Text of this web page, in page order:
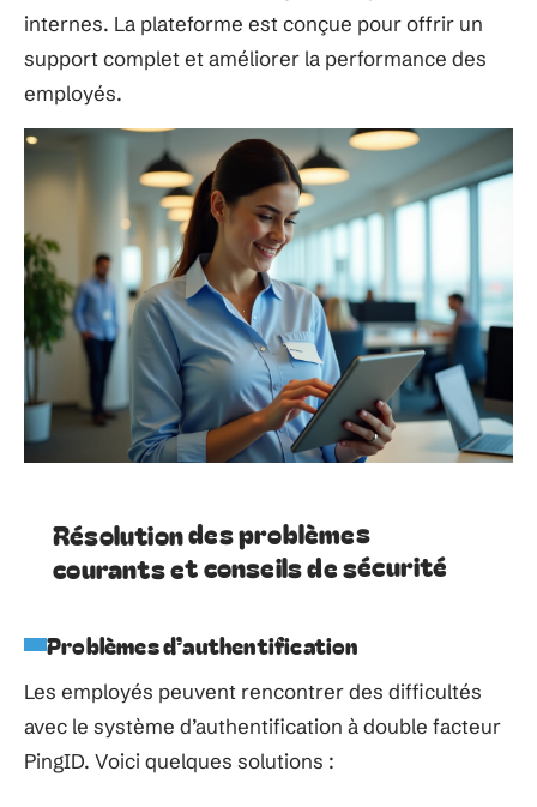
internes. La plateforme est conçue pour offrir un
support complet et améliorer la performance des
employés.
Résolution des problèmes
courants et conseils de sécurité
Problèmes d’authentification
Les employés peuvent rencontrer des difficultés
avec le système d’authentification à double facteur
PingID. Voici quelques solutions :